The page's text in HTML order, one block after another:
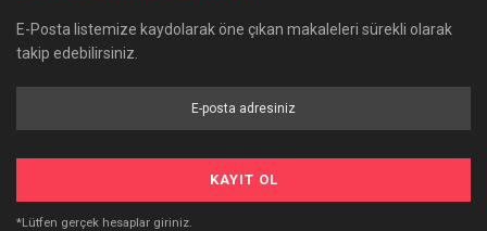
E-Posta listemize kaydolarak öne çıkan makaleleri sürekli olarak
takip edebilirsiniz.
*Lütfen gerçek hesaplar giriniz.